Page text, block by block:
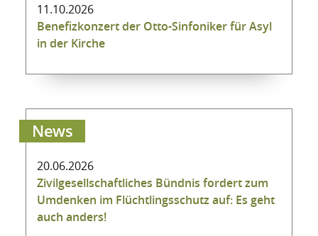
11.10.2026
Benefizkonzert der Otto-Sinfoniker für Asyl
in der Kirche
News
20.06.2026
Zivilgesellschaftliches Bündnis fordert zum
Umdenken im Flüchtlingsschutz auf: Es geht
auch anders!